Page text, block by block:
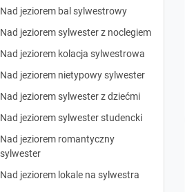
Nad jeziorem bal sylwestrowy
Nad jeziorem sylwester z noclegiem
Nad jeziorem kolacja sylwestrowa
Nad jeziorem nietypowy sylwester
Nad jeziorem sylwester z dziećmi
Nad jeziorem sylwester studencki
Nad jeziorem romantyczny
sylwester
Nad jeziorem lokale na sylwestra